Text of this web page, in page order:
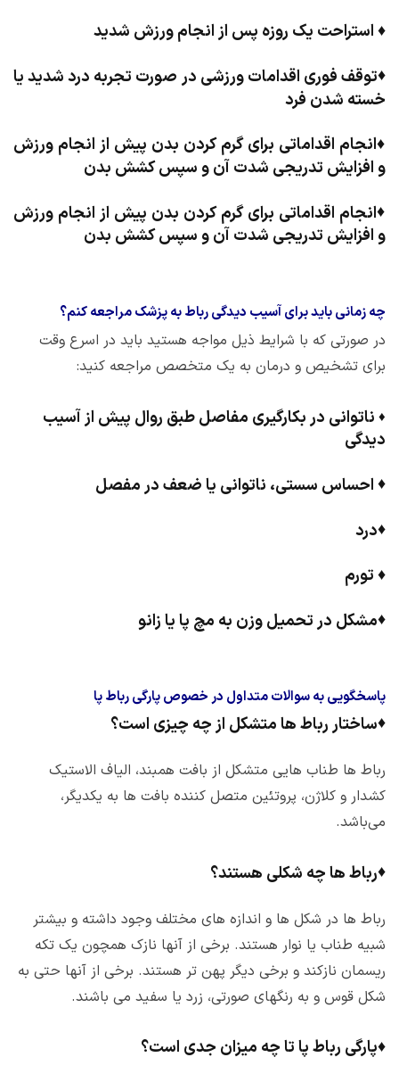
♦استراحت یک روزه پس از انجام ورزش شدید
♦توقف فوری اقدامات ورزشی در صورت تجربه درد شدید یا
خسته شدن فرد
♦انجام اقداماتی برای گرم کردن بدن پیش از انجام ورزش
و افزایش تدریجی شدت آن و سپس کشش بدن
♦انجام اقداماتی برای گرم کردن بدن پیش از انجام ورزش
و افزایش تدریجی شدت آن و سپس کشش بدن
چه زمانی باید برای آسیب دیدگی رباط به پزشک مراجعه کنم؟
در صورتی که با شرایط ذیل مواجه هستید باید در اسرع وقت
برای تشخیص و درمان به یک متخصص مراجعه کنید:
♦ ناتوانی در بکارگیری مفاصل طبق روال پیش از آسیب
دیدگی
♦احساس سستی، ناتوانی یا ضعف در مفصل
♦درد
♦تورم
♦مشکل در تحمیل وزن به مچ پا یا زانو
پاسخگویی به سوالات متداول در خصوص پارگی رباط پا
♦ساختار رباط ها متشکل از چه چیزی است؟
رباط ها طناب هایی متشکل از بافت همبند، الیاف الاستیک
کشدار و کلاژن، پروتئین متصل کننده بافت ها به یکدیگر،
می‌باشد.
♦رباط ها چه شکلی هستند؟
رباط ها در شکل ها و اندازه های مختلف وجود داشته و بیشتر
شبیه طناب یا نوار هستند. برخی از آنها نازک همچون یک تکه
ریسمان نازکند و برخی دیگر پهن تر هستند. برخی از آنها حتی به
شکل قوس و به رنگهای صورتی، زرد یا سفید می باشند.
♦پارگی رباط پا تا چه میزان جدی است؟